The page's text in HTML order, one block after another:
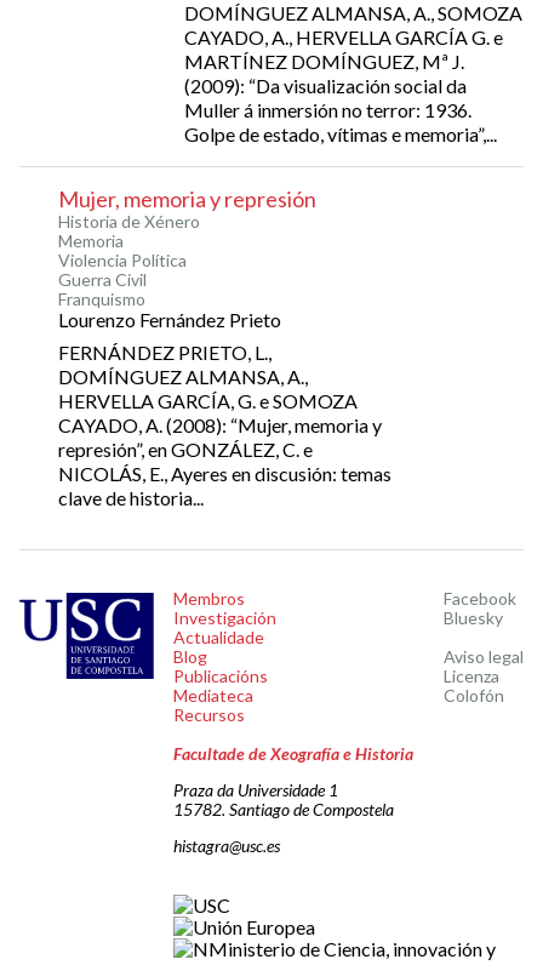
DOMÍNGUEZ ALMANSA, A., SOMOZA
CAYADO, A., HERVELLA GARCÍA G. e
MARTÍNEZ DOMÍNGUEZ, Mª J.
(2009): “Da visualización social da
Muller á inmersión no terror: 1936.
Golpe de estado, vítimas e memoria”,...
Mujer, memoria y represión
Historia de Xénero
Memoria
Violencia Política
Guerra Civil
Franquismo
Lourenzo Fernández Prieto
FERNÁNDEZ PRIETO, L.,
DOMÍNGUEZ ALMANSA, A.,
HERVELLA GARCÍA, G. e SOMOZA
CAYADO, A. (2008): “Mujer, memoria y
represión”, en GONZÁLEZ, C. e
NICOLÁS, E., Ayeres en discusión: temas
clave de historia...
Membros
Investigación
Actualidade
Blog
Publicacións
Mediateca
Recursos
Facebook
Bluesky
Aviso legal
Licenza
Colofón
Facultade de Xeografía e Historia
Praza da Universidade 1
15782. Santiago de Compostela
histagra@usc.es